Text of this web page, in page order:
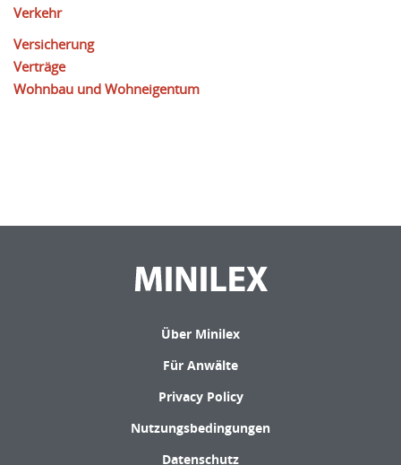
Verkehr
Versicherung
Verträge
Wohnbau und Wohneigentum
Über Minilex
Für Anwälte
Privacy Policy
Nutzungsbedingungen
Datenschutz